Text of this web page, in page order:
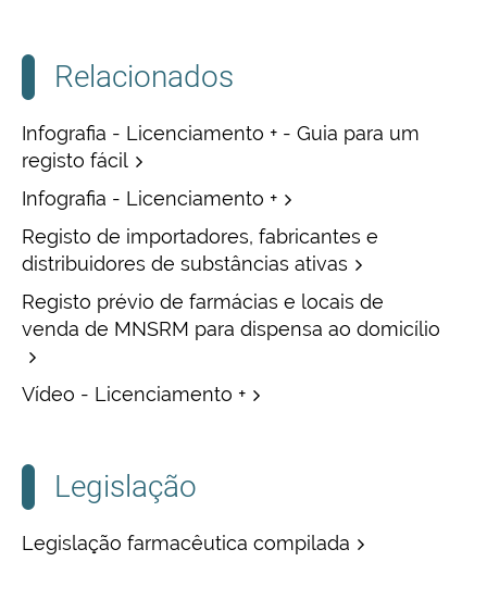
Relacionados
Infografia - Licenciamento + - Guia para um
registo fácil
Infografia - Licenciamento +
Registo de importadores, fabricantes e
distribuidores de substâncias ativas
Registo prévio de farmácias e locais de
venda de MNSRM para dispensa ao domicílio
Vídeo - Licenciamento +
Legislação
Legislação farmacêutica compilada